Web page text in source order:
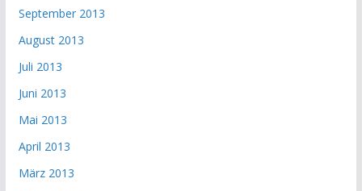
September 2013
August 2013
Juli 2013
Juni 2013
Mai 2013
April 2013
März 2013